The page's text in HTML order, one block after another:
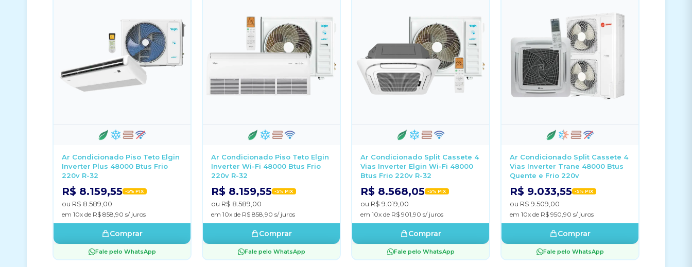
Ar Condicionado Piso Teto Elgin
Inverter Plus 48000 Btus Frio
220v R-32
R$ 8.159,55 -5% PIX
ou R$ 8.589,00
em 10x de R$ 858,90 s/ juros
Comprar
Fale pelo WhatsApp
Ar Condicionado Piso Teto Elgin
Inverter Wi-Fi 48000 Btus Frio
220v R-32
R$ 8.159,55 -5% PIX
ou R$ 8.589,00
em 10x de R$ 858,90 s/ juros
Comprar
Fale pelo WhatsApp
Ar Condicionado Split Cassete 4
Vias Inverter Elgin Wi-Fi 48000
Btus Frio 220v R-32
R$ 8.568,05 -5% PIX
ou R$ 9.019,00
em 10x de R$ 901,90 s/ juros
Comprar
Fale pelo WhatsApp
Ar Condicionado Split Cassete 4
Vias Inverter Trane 48000 Btus
Quente e Frio 220v
R$ 9.033,55 -5% PIX
ou R$ 9.509,00
em 10x de R$ 950,90 s/ juros
Comprar
Fale pelo WhatsApp